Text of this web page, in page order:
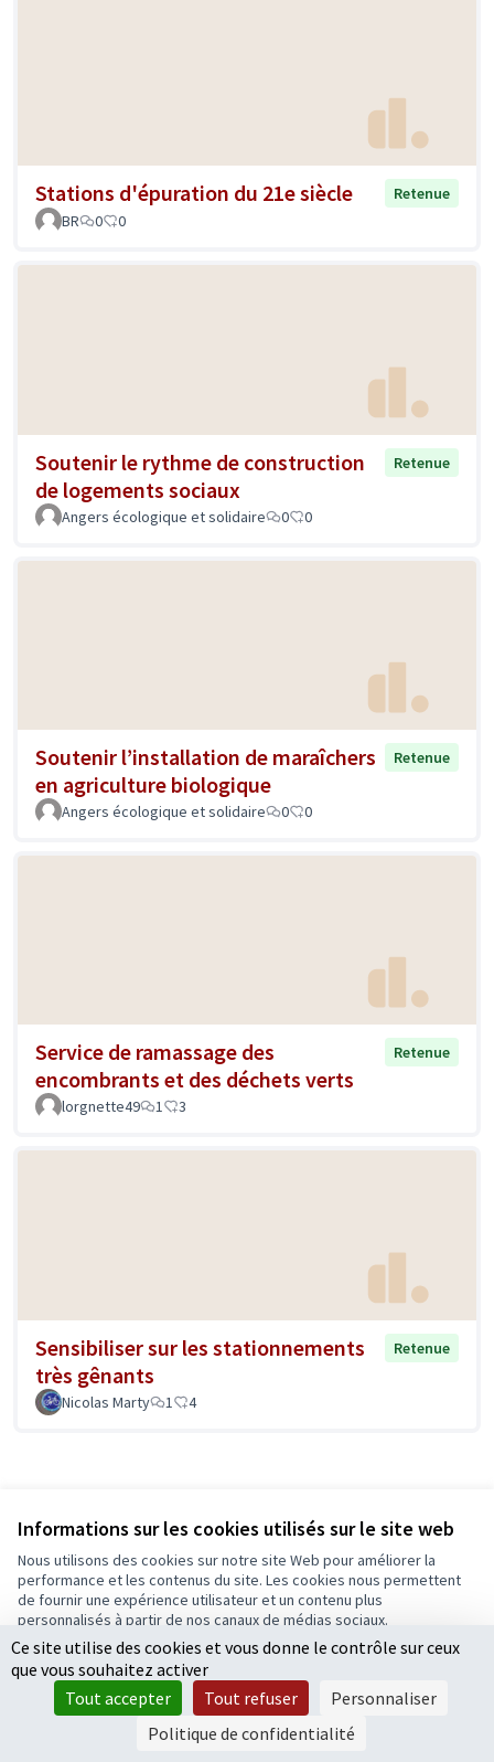
Informations sur les cookies utilisés sur le site web
Nous utilisons des cookies sur notre site Web pour améliorer la
performance et les contenus du site. Les cookies nous permettent
de fournir une expérience utilisateur et un contenu plus
personnalisés à partir de nos canaux de médias sociaux.
Tout accepter
Accepter seulement les cookies essentiels
Paramètres
Stations d'épuration du 21e siècle
Retenue
BR
0 0
Soutenir le rythme de construction
de logements sociaux
Retenue
Angers écologique et solidaire 0 0
Soutenir l’installation de maraîchers
en agriculture biologique
Retenue
Angers écologique et solidaire 0 0
Service de ramassage des
encombrants et des déchets verts
Retenue
lorgnette49 1 3
Sensibiliser sur les stationnements
très gênants
Retenue
Nicolas Marty 1 4
Résultats par page : 50
… 10
Voir toutes les propositions retirées
Conditions d'utilisation
Ce site utilise des cookies et vous donne le contrôle sur ceux
que vous souhaitez activer
Tout accepter
Tout refuser
Personnaliser
Politique de confidentialité